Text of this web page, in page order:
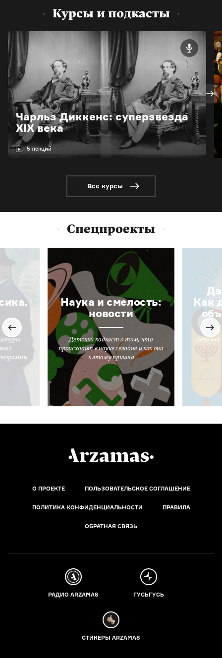
Курсы и подкасты
Чарльз Диккенс: суперзвезда
XIX века
5 лекций
Все курсы
Спецпроекты
Наука и смелость:
новости
Детский подкаст о том, что
происходит в науке сегодня и как она
к этому пришла
Да
Как
Детский
О ПРОЕКТЕ ПОЛЬЗОВАТЕЛЬСКОЕ СОГЛАШЕНИЕ
ПОЛИТИКА КОНФИДЕНЦИАЛЬНОСТИ ПРАВИЛА
ОБРАТНАЯ СВЯЗЬ
РАДИО ARZAMAS ГУСЬГУСЬ
СТИКЕРЫ ARZAMAS